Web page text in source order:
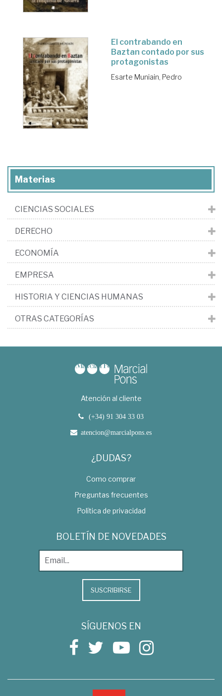
El contrabando en
Baztan contado por sus
protagonistas
Esarte Muniain, Pedro
Materias
CIENCIAS SOCIALES
DERECHO
ECONOMÍA
EMPRESA
HISTORIA Y CIENCIAS HUMANAS
OTRAS CATEGORÍAS
Atención al cliente
(+34) 91 304 33 03
atencion@marcialpons.es
¿DUDAS?
Como comprar
Preguntas frecuentes
Política de privacidad
BOLETÍN DE NOVEDADES
SUSCRIBIRSE
SÍGUENOS EN